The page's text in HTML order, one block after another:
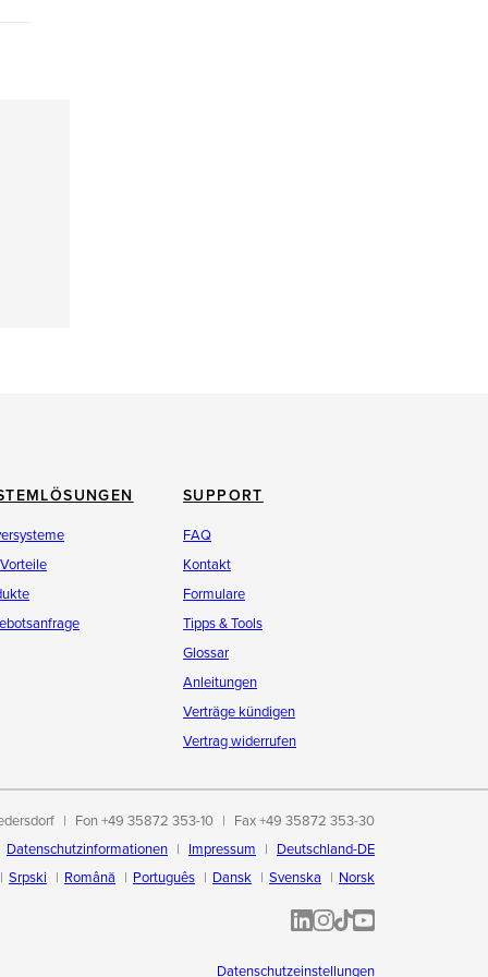
SUPPORT
FAQ
Kontakt
Formulare
Tipps & Tools
Glossar
Anleitungen
Verträge kündigen
Vertrag widerrufen
Fon +49 35872 353-10
Fax +49 35872 353-30
Datenschutzinformationen
Impressum
Deutschland-DE
Srpski
Română Português Dansk Svenska Norsk
ALL-INKL.COM | LinkedIn
ALL-INKL.COM • Instagram
ALL-INKL.COM | TikTok
ALLINKL.COM -
Datenschutzeinstellungen